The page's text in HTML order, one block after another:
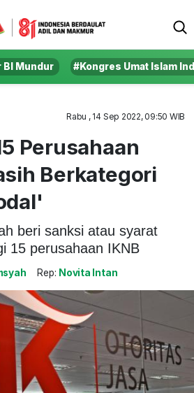
BI Mundur #Kongres Umat Islam
Rabu , 14 Sep 2022, 09:50 WIB
Perusahaan
Berkategori
beri sanksi atau syarat
15 perusahaan IKNB
Rep: Novita Intan